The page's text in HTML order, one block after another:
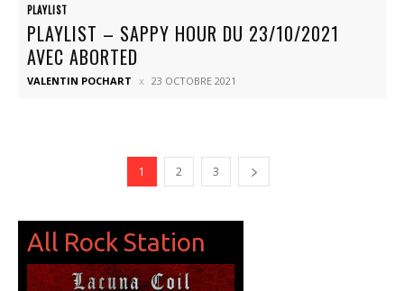
PLAYLIST
PLAYLIST – SAPPY HOUR DU 23/10/2021
AVEC ABORTED
VALENTIN POCHART 23 OCTOBRE 2021
1 2 3